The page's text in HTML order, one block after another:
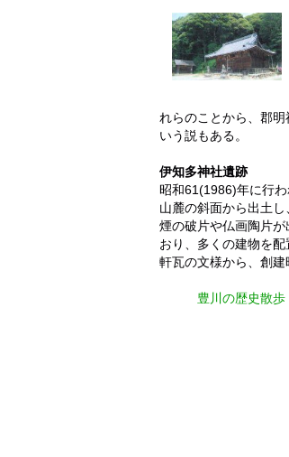
れらのことから、郡
いう説もある。
伊知多神社遺跡
昭和61(1986)年に行
山麓の斜面から出土
煙の破片や仏画陶片
おり、多くの建物を
軒瓦の文様から、創建
豊川の歴史散歩